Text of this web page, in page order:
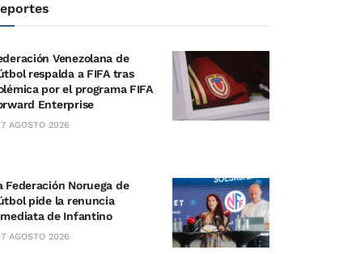
Venezolana de
respalda a FIFA tras
por el programa FIFA
Enterprise
AGOSTO 2026
Federación Noruega de
pide la renuncia
de Infantino
AGOSTO 2026